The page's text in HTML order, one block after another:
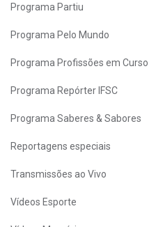
Programa Partiu
Programa Pelo Mundo
Programa Profissões em Curso
Programa Repórter IFSC
Programa Saberes & Sabores
Reportagens especiais
Transmissões ao Vivo
Vídeos Esporte